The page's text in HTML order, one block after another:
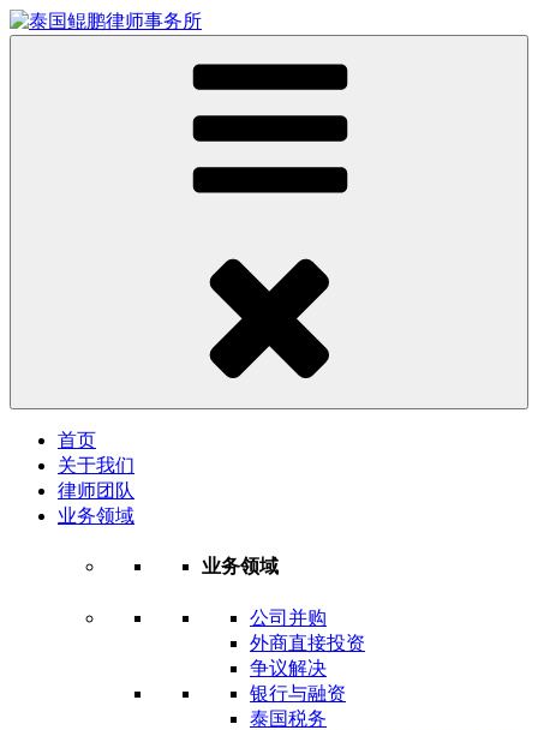
首页
关于我们
律师团队
业务领域
业务领域
公司并购
外商直接投资
争议解决
银行与融资
泰国税务